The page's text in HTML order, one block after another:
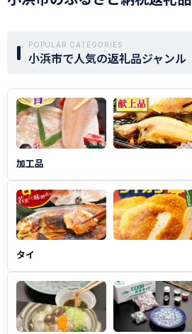
POPULAR CATEGORIES
小浜市で人気の返礼品ジャンル
加工品
タイ